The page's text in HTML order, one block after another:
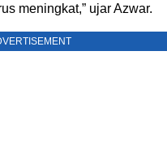
meningkat,” ujar Azwar.